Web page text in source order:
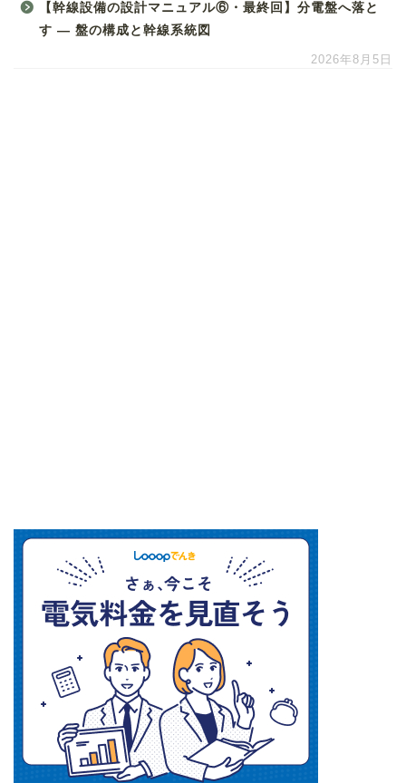
【幹線設備の設計マニュアル⑥・最終回】分電盤へ落と
す ― 盤の構成と幹線系統図
2026年8月5日